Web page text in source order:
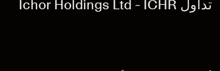
تداول Ichor Holdings Ltd - ICHR